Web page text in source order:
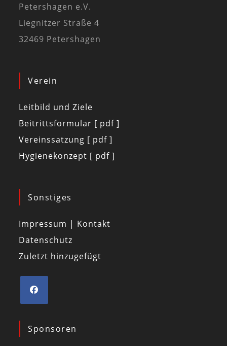
Petershagen e.V.
Liegnitzer Straße 4
32469 Petershagen
Verein
Leitbild und Ziele
Beitrittsformular [ pdf ]
Vereinssatzung [ pdf ]
Hygienekonzept [ pdf ]
Sonstiges
Impressum | Kontakt
Datenschutz
Zuletzt hinzugefügt
Sponsoren